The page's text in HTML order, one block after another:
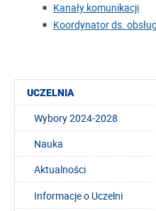
Kanały komunikacji
Koordynator ds.
UCZELNIA
Wybory 2024-2028
Nauka
Aktualności
Informacje o Uczelni